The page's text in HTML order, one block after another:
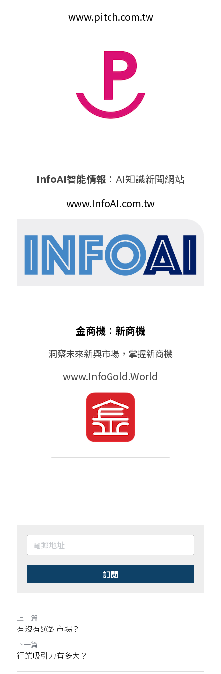
www.pitch.com.tw
InfoAI智能情報 ：AI知識新聞網站
www.InfoAI.com.tw
金商機：新商機
洞察未來新興市場，掌握新商機
www.InfoGold.World
訂閱
上一篇
有沒有選對市場？
下一篇
行業吸引力有多大？